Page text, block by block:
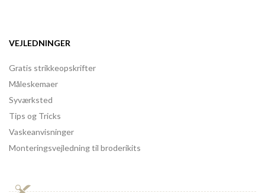
VEJLEDNINGER
Gratis strikkeopskrifter
Måleskemaer
Syværksted
Tips og Tricks
Vaskeanvisninger
Monteringsvejledning til broderikits